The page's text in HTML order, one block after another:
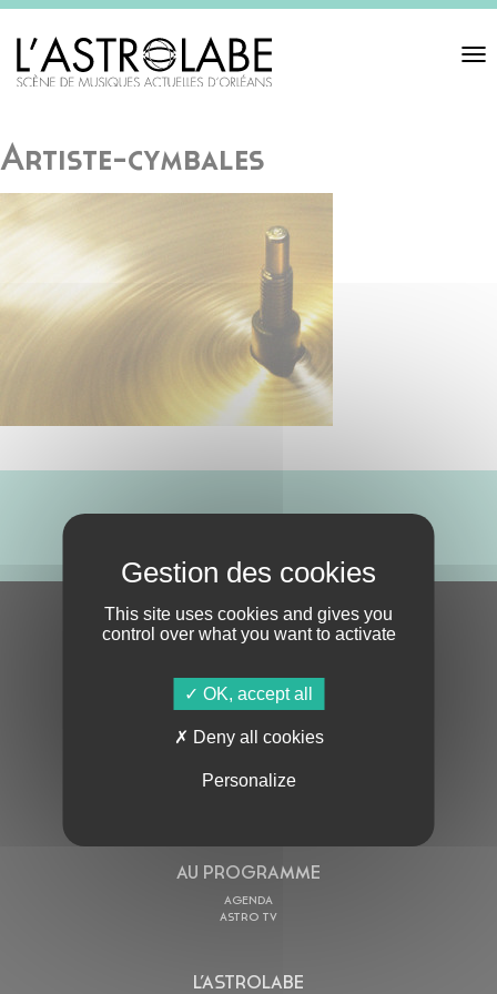
Toggle
Artiste-cymbales
S'ABONNER À LA NEWSLETTER
AU PROGRAMME
AGENDA
ASTRO TV
L’ASTROLABE
This site uses cookies and gives you
control over what you want to activate
OK, accept all
Deny all cookies
Personalize